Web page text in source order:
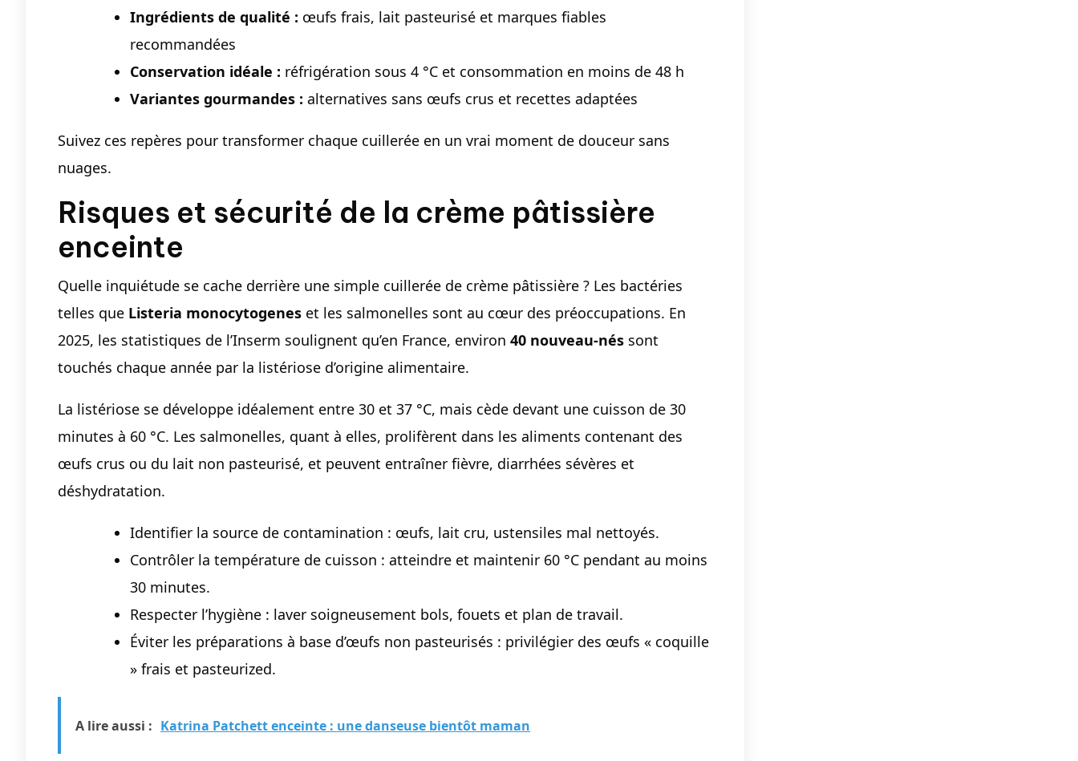
Ingrédients de qualité : œufs frais, lait pasteurisé et marques fiables
recommandées
Conservation idéale : réfrigération sous 4 °C et consommation en moins de 48 h
Variantes gourmandes : alternatives sans œufs crus et recettes adaptées
Suivez ces repères pour transformer chaque cuillerée en un vrai moment de douceur sans
nuages.
Risques et sécurité de la crème pâtissière
enceinte
Quelle inquiétude se cache derrière une simple cuillerée de crème pâtissière ? Les bactéries
telles que Listeria monocytogenes et les salmonelles sont au cœur des préoccupations. En
2025, les statistiques de l’Inserm soulignent qu’en France, environ 40 nouveau-nés sont
touchés chaque année par la listériose d’origine alimentaire.
La listériose se développe idéalement entre 30 et 37 °C, mais cède devant une cuisson de 30
minutes à 60 °C. Les salmonelles, quant à elles, prolifèrent dans les aliments contenant des
œufs crus ou du lait non pasteurisé, et peuvent entraîner fièvre, diarrhées sévères et
déshydratation.
Identifier la source de contamination : œufs, lait cru, ustensiles mal nettoyés.
Contrôler la température de cuisson : atteindre et maintenir 60 °C pendant au moins
30 minutes.
Respecter l’hygiène : laver soigneusement bols, fouets et plan de travail.
Éviter les préparations à base d’œufs non pasteurisés : privilégier des œufs « coquille
» frais et pasteurized.
A lire aussi : Katrina Patchett enceinte : une danseuse bientôt maman